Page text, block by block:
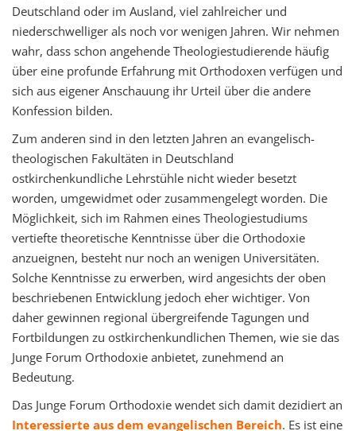
Deutschland oder im Ausland, viel zahlreicher und
niederschwelliger als noch vor wenigen Jahren. Wir nehmen
wahr, dass schon angehende Theologiestudierende häufig
über eine profunde Erfahrung mit Orthodoxen verfügen und
sich aus eigener Anschauung ihr Urteil über die andere
Konfession bilden.
Zum anderen sind in den letzten Jahren an evangelisch-
theologischen Fakultäten in Deutschland
ostkirchenkundliche Lehrstühle nicht wieder besetzt
worden, umgewidmet oder zusammengelegt worden. Die
Möglichkeit, sich im Rahmen eines Theologiestudiums
vertiefte theoretische Kenntnisse über die Orthodoxie
anzueignen, besteht nur noch an wenigen Universitäten.
Solche Kenntnisse zu erwerben, wird angesichts der oben
beschriebenen Entwicklung jedoch eher wichtiger. Von
daher gewinnen regional übergreifende Tagungen und
Fortbildungen zu ostkirchenkundlichen Themen, wie sie das
Junge Forum Orthodoxie anbietet, zunehmend an
Bedeutung.
Das Junge Forum Orthodoxie wendet sich damit dezidiert an
Interessierte aus dem evangelischen Bereich. Es ist eine